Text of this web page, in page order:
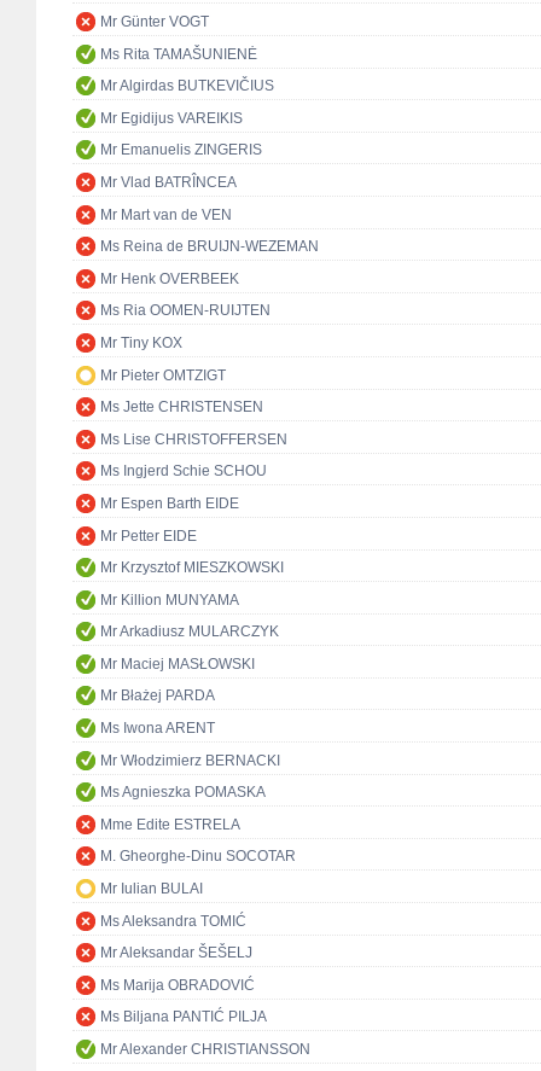
Mr Günter VOGT
Ms Rita TAMAŠUNIENĖ
Mr Algirdas BUTKEVIČIUS
Mr Egidijus VAREIKIS
Mr Emanuelis ZINGERIS
Mr Vlad BATRÎNCEA
Mr Mart van de VEN
Ms Reina de BRUIJN-WEZEMAN
Mr Henk OVERBEEK
Ms Ria OOMEN-RUIJTEN
Mr Tiny KOX
Mr Pieter OMTZIGT
Ms Jette CHRISTENSEN
Ms Lise CHRISTOFFERSEN
Ms Ingjerd Schie SCHOU
Mr Espen Barth EIDE
Mr Petter EIDE
Mr Krzysztof MIESZKOWSKI
Mr Killion MUNYAMA
Mr Arkadiusz MULARCZYK
Mr Maciej MASŁOWSKI
Mr Błażej PARDA
Ms Iwona ARENT
Mr Włodzimierz BERNACKI
Ms Agnieszka POMASKA
Mme Edite ESTRELA
M. Gheorghe-Dinu SOCOTAR
Mr Iulian BULAI
Ms Aleksandra TOMIĆ
Mr Aleksandar ŠEŠELJ
Ms Marija OBRADOVIĆ
Ms Biljana PANTIĆ PILJA
Mr Alexander CHRISTIANSSON